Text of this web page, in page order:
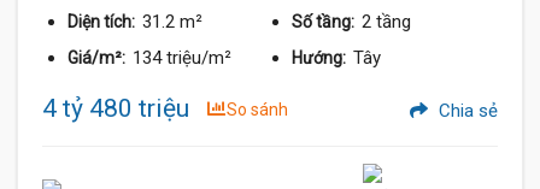
Diện tích: 31.2 m² Số tầng: 2 tầng
Giá/m²: 134 triệu/m² Hướng: Tây
4 tỷ 480 triệu So sánh Chia sẻ